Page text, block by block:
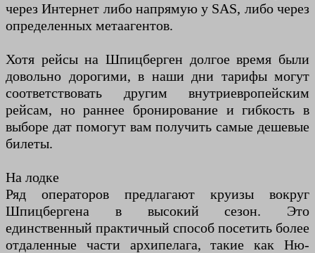
через Интернет либо напрямую у SAS, либо через
определенных метаагентов.
Хотя рейсы на Шпицберген долгое время были
довольно дорогими, в наши дни тарифы могут
соответствовать другим внутриевропейским
рейсам, но раннее бронирование и гибкость в
выборе дат помогут вам получить самые дешевые
билеты.
На лодке
Ряд операторов предлагают круизы вокруг
Шпицбергена в высокий сезон. Это
единственный практичный способ посетить более
отдаленные части архипелага, такие как Ню-